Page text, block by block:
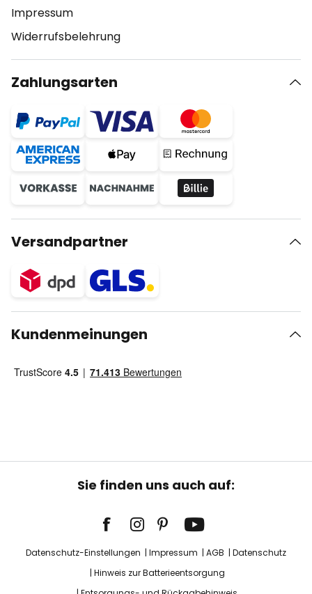
Impressum
Widerrufsbelehrung
Zahlungsarten
Versandpartner
Kundenmeinungen
Sie finden uns auch auf:
Datenschutz-Einstellungen Impressum AGB
Datenschutz
Hinweis zur Batterieentsorgung